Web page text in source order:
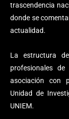
trascendencia
donde se
actualidad.
La estructura
profesionales
asociación con
Unidad de
UNIEM.